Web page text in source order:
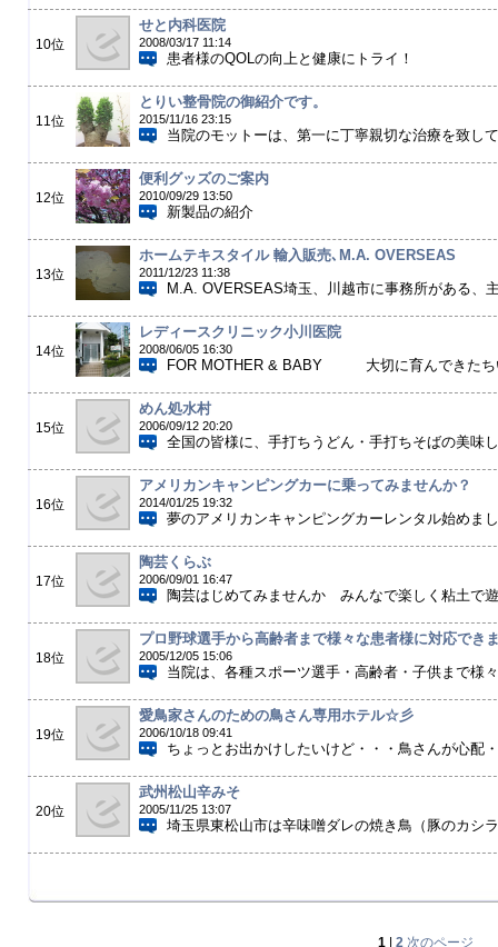
10位
せと内科医院
2008/03/17 11:14
患者様のQOLの向上と健康にトライ！ 診
11位
とりい整骨院の御紹介です。
2015/11/16 23:15
当院のモットーは、第一に丁寧親切な治療を致し
12位
便利グッズのご案内
2010/09/29 13:50
新製品の紹介
13位
ホームテキスタイル 輸入販売､M.A. OVERSEAS
2011/12/23 11:38
M.A. OVERSEAS埼玉、川越市に事務所がある、
14位
レディースクリニック小川医院
2008/06/05 16:30
FOR MOTHER & BABY 大切に育んできた
15位
めん処水村
2006/09/12 20:20
全国の皆様に、手打ちうどん・手打ちそばの美味
16位
アメリカンキャンピングカーに乗ってみませんか？
2014/01/25 19:32
夢のアメリカンキャンピングカーレンタル始めま
17位
陶芸くらぶ
2006/09/01 16:47
陶芸はじめてみませんか みんなで楽しく粘土で
18位
プロ野球選手から高齢者まで様々な患者様に対応でき
2005/12/05 15:06
当院は、各種スポーツ選手・高齢者・子供まで様
19位
愛鳥家さんのための鳥さん専用ホテル☆彡
2006/10/18 09:41
ちょっとお出かけしたいけど・・・鳥さんが心配
20位
武州松山辛みそ
2005/11/25 13:07
埼玉県東松山市は辛味噌ダレの焼き鳥（豚のカシ
1| 2 次のページ